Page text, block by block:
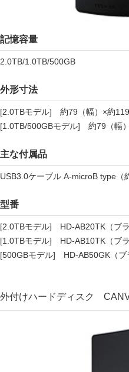
記憶容量
2.0TB/1.0TB/500GB
外形寸法
[2.0TBモデル] 約79（幅）×約
[1.0TB/500GBモデル] 約79（幅
主な付属品
USB3.0ケーブル A-microB type（
型番
[2.0TBモデル] HD-AB20TK（ブ
[1.0TBモデル] HD-AB10TK（ブ
[500GBモデル] HD-AB50GK（ブ
外付けハードディスク